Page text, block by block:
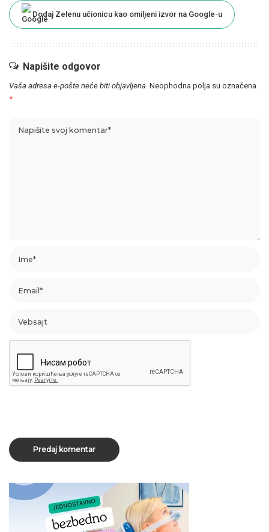
Dodaj Zelenu učionicu kao omiljeni izvor na Google-u
Napišite odgovor
Vaša adresa e-pošte neće biti objavljena. Neophodna polja su označena
*